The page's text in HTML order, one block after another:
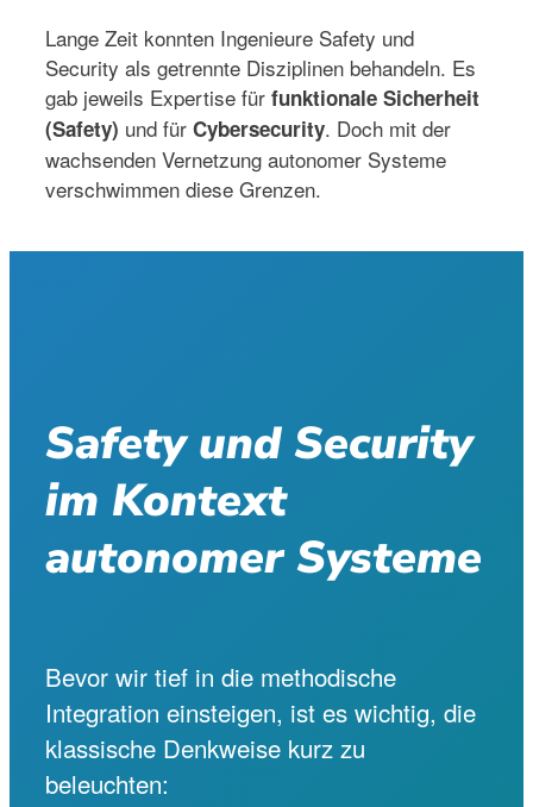
Lange Zeit konnten Ingenieure Safety und
Security als getrennte Disziplinen behandeln. Es
gab jeweils Expertise für funktionale Sicherheit
(Safety) und für Cybersecurity. Doch mit der
wachsenden Vernetzung autonomer Systeme
verschwimmen diese Grenzen.
Safety und Security
im Kontext
autonomer Systeme
Bevor wir tief in die methodische
Integration einsteigen, ist es wichtig, die
klassische Denkweise kurz zu
beleuchten: